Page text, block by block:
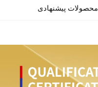
محصولات پیشنهادی